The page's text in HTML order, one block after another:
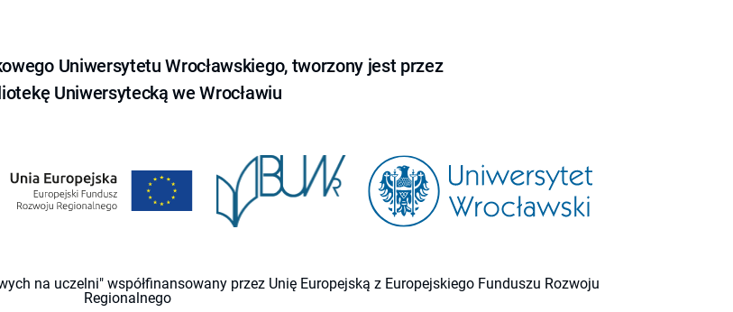
Uniwersytetu Wrocławskiego, tworzony jest przez
Uniwersytecką we Wrocławiu
na uczelni" współfinansowany przez Unię Europejską z Europejskiego Funduszu Rozwoju
Regionalnego